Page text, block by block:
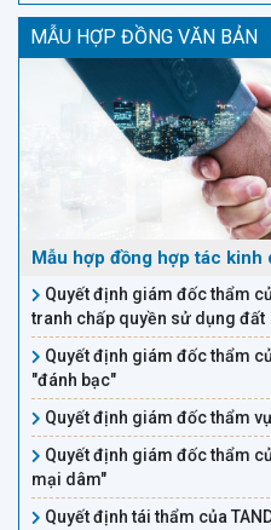
MẪU HỢP ĐỒNG VĂN BẢN
Mẫu hợp đồng hợp tác kinh
Quyết định giám đốc thẩm
tranh chấp quyền sử dụng đất
Quyết định giám đốc thẩm
"đánh bạc"
Quyết định giám đốc thẩm
Quyết định giám đốc thẩm
mại dâm"
Quyết định tái thẩm của